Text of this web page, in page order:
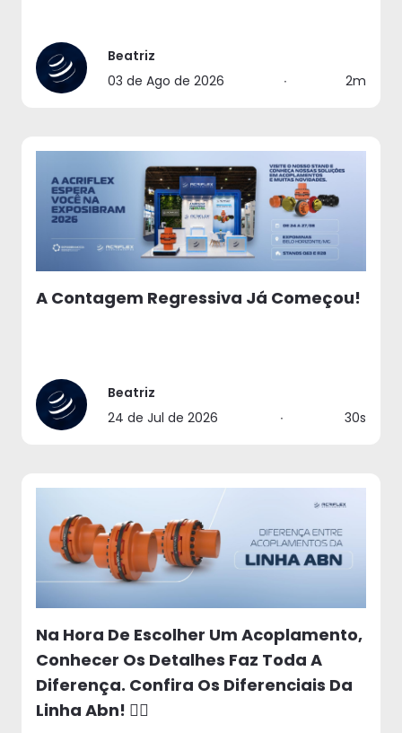
Beatriz
03 de Ago de 2026
∙ 2m
A Contagem Regressiva Já Começou!
Beatriz
24 de Jul de 2026
∙ 30s
Na Hora De Escolher Um Acoplamento,
Conhecer Os Detalhes Faz Toda A
Diferença. Confira Os Diferenciais Da
Linha Abn! 👉🏻